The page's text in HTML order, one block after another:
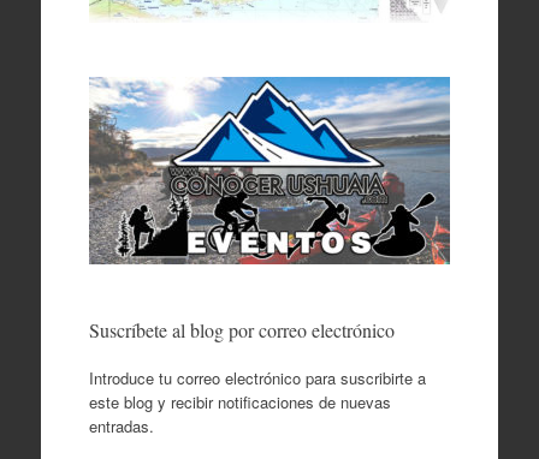
Suscríbete al blog por correo electrónico
Introduce tu correo electrónico para suscribirte a
este blog y recibir notificaciones de nuevas
entradas.